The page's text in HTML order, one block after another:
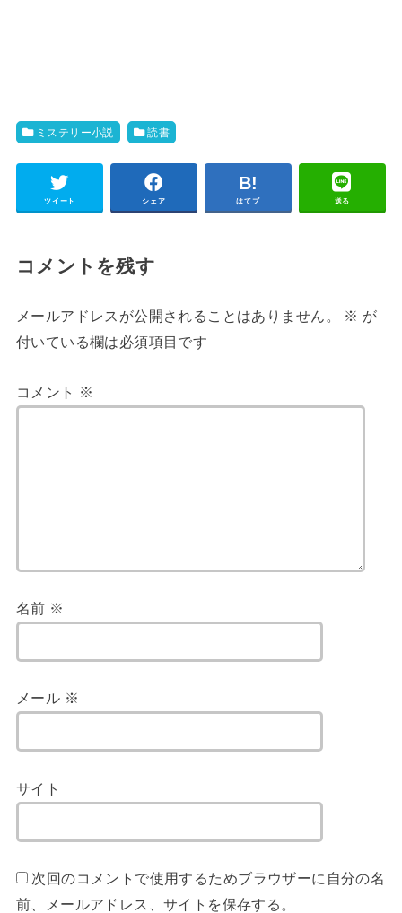
ミステリー小説 読書
ツイート シェア はてブ 送る
コメントを残す
メールアドレスが公開されることはありません。 ※ が
付いている欄は必須項目です
コメント ※
名前 ※
メール ※
サイト
次回のコメントで使用するためブラウザーに自分の名
前、メールアドレス、サイトを保存する。